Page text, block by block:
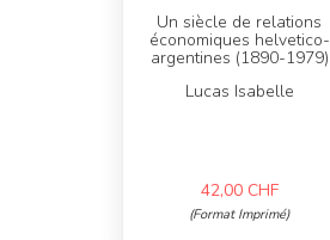
Un siècle de relations
économiques helvetico-
argentines (1890-1979)
Lucas Isabelle
42,00 CHF
(Format Imprimé)